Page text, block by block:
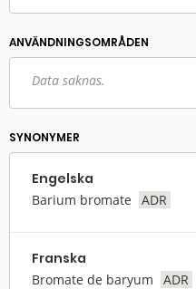
ANVÄNDNINGS­OMRÅDEN
Data saknas.
SYNONYMER
Engelska
Barium bromate ADR
Franska
Bromate de baryum ADR